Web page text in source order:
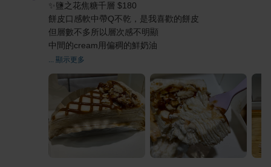
✨鹽之花焦糖千層 $180
餅皮口感軟中帶Q不乾，是我喜歡的餅皮
但層數不多所以層次感不明顯
中間的cream用偏稠的鮮奶油
... 顯示更多